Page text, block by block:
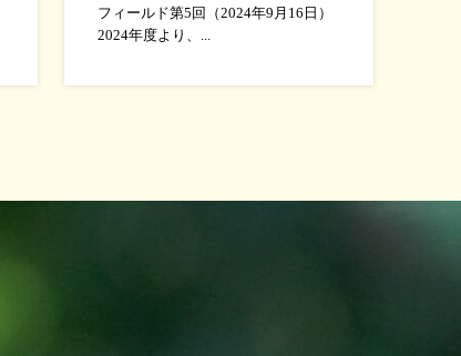
フィールド第5回（2024年9月16日）
2024年度より、...